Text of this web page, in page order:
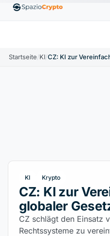
EthereumETH1.880,58 $
Startseite/KI/
KI Krypto
CZ: KI zur
globaler
CZ schlägt den Einsatz
Rechtssysteme zu